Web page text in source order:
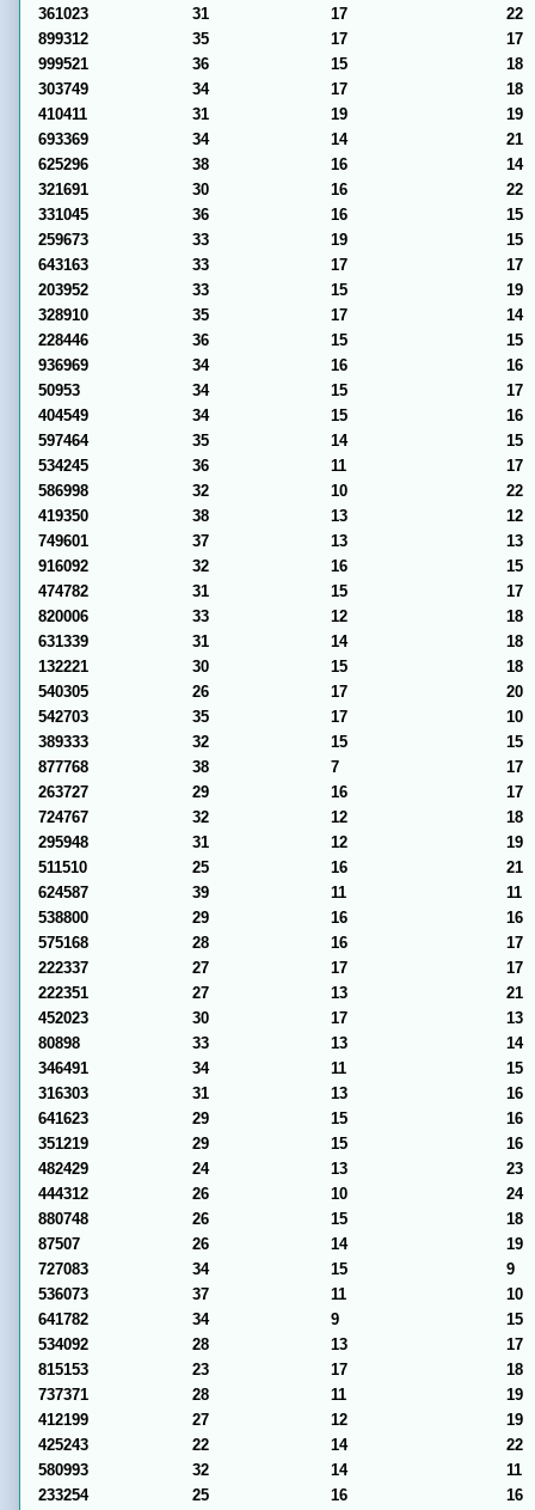
361023
31 17
22
899312
35 17
17
999521
36 15
18
303749
34 17
18
410411
31 19
19
693369
34 14
21
625296
38 16
14
321691
30 16
22
331045
36 16
15
259673
33 19
15
643163
33 17
17
203952
33 15
19
328910
35 17
14
228446
36 15
15
936969
34 16
16
50953
34 15
17
404549
34 15
16
597464
35 14
15
534245
36 11
17
586998
32 10
22
419350
38 13
12
749601
37 13
13
916092
32 16
15
474782
31 15
17
820006
33 12
18
631339
31 14
18
132221
30 15
18
540305
26 17
20
542703
35 17
10
389333
32 15
15
877768
38 7
17
263727
29 16
17
724767
32 12
18
295948
31 12
19
511510
25 16
21
624587
39 11
11
538800
29 16
16
575168
28 16
17
222337
27 17
17
222351
27 13
21
452023
30 17
13
80898
33 13
14
346491
34 11
15
316303
31 13
16
641623
29 15
16
351219
29 15
16
482429
24 13
23
444312
26 10
24
880748
26 15
18
87507
26 14
19
727083
34 15
9
536073
37 11
10
641782
34 9
15
534092
28 13
17
815153
23 17
18
737371
28 11
19
412199
27 12
19
425243
22 14
22
580993
32 14
11
233254
25 16
16